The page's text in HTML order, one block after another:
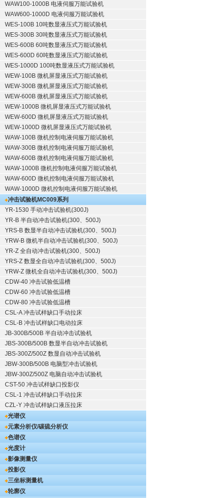
WAW100-1000B 电液伺服万能试验机
WAW600-1000D 电液伺服万能试验机
WES-100B 10吨数显液压式万能试验机
WES-300B 30吨数显液压式万能试验机
WES-600B 60吨数显液压式万能试验机
WES-600D 60吨数显液压式万能试验机
WES-1000D 100吨数显液压式万能试验机
WEW-100B 微机屏显液压式万能试验机
WEW-300B 微机屏显液压式万能试验机
WEW-600B 微机屏显液压式万能试验机
WEW-1000B 微机屏显液压式万能试验机
WEW-600D 微机屏显液压式万能试验机
WEW-1000D 微机屏显液压式万能试验机
WAW-100B 微机控制电液伺服万能试验机
WAW-300B 微机控制电液伺服万能试验机
WAW-600B 微机控制电液伺服万能试验机
WAW-1000B 微机控制电液伺服万能试验机
WAW-600D 微机控制电液伺服万能试验机
WAW-1000D 微机控制电液伺服万能试验机
冲击试验机MC009系列
YR-1530 手动冲击试验机(300J)
YR-B 半自动冲击试验机(300、500J)
YRS-B 数显半自动冲击试验机(300、500J)
YRW-B 微机半自动冲击试验机(300、500J)
YR-Z 全自动冲击试验机(300、500J)
YRS-Z 数显全自动冲击试验机(300、500J)
YRW-Z 微机全自动冲击试验机(300、500J)
CDW-40 冲击试验低温槽
CDW-60 冲击试验低温槽
CDW-80 冲击试验低温槽
CSL-A 冲击试样缺口手动拉床
CSL-B 冲击试样缺口电动拉床
JB-300B/500B 半自动冲击试验机
JBS-300B/500B 数显半自动冲击试验机
JBS-300Z/500Z 数显自动冲击试验机
JBW-300B/500B 电脑型冲击试验机
JBW-300Z/500Z 电脑自动冲击试验机
CST-50 冲击试样缺口投影仪
CSL-1 冲击试样缺口手动拉床
CZL-Y 冲击试样缺口液压拉床
光谱仪
元素分析仪/碳硫分析仪
色谱仪
光度计
影像测量仪
投影仪
三坐标测量机
轮廓仪